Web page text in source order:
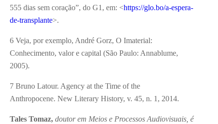
555 dias sem coração”, do G1, em: <https://glo.bo/a-espera-
de-transplante>.
6 Veja, por exemplo, André Gorz, O Imaterial:
Conhecimento, valor e capital (São Paulo: Annablume,
2005).
7 Bruno Latour. Agency at the Time of the
Anthropocene. New Literary History, v. 45, n. 1, 2014.
Tales Tomaz, doutor em Meios e Processos Audiovisuais, é